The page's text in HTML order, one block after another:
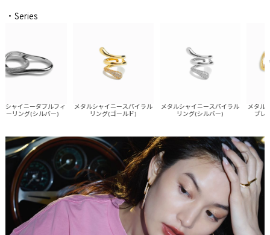
・Series
ャイニーダブルフィ
リング(シルバー)
メタルシャイニースパイラル
リング(ゴールド)
メタルシャイニースパイラル
リング(シルバー)
メタルシ
ブレス